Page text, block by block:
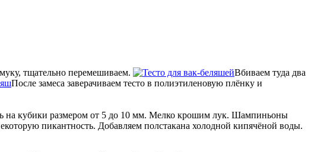
тщательно перемешиваем.
Вбиваем туда два
После замеса заверачиваем тесто в полиэтиленовую плёнку и
на кубики размером от 5 до 10 мм. Мелко крошим лук. Шампиньоны
пикантность. Добавляем полстакана холодной кипячёной воды.